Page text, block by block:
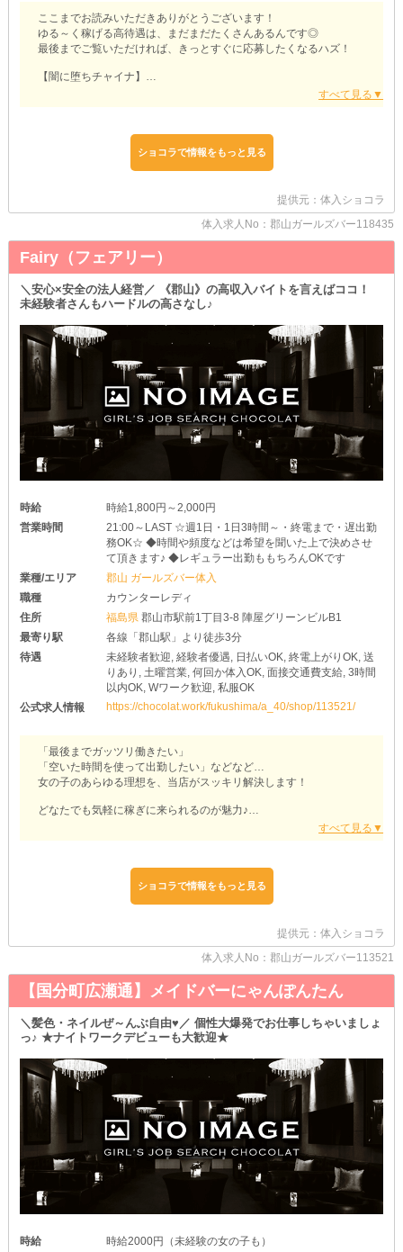
ここまでお読みいただきありがとうございます！
ゆる～く稼げる高待遇は、まだまだたくさんあるんです◎
最後までご覧いただければ、きっとすぐに応募したくなるハズ！
【闇に堕ちチャイナ】
"即戦力"としてお迎えするので、本入の際は給与面・待遇面を優遇
ご希望の条件があれば、ぜひ面接時にお話しください！
夜職と聞くとイメージされるのが『ノルマ』や『ペナルティ』の存
在…。
ですがご安心ください！
【闇に堕ちチャイナ】には、そのような女の子が負担に思うような
面倒な決まり事はありません◎
プレッシャーとは無縁の環境だから、ストレスも溜まりません♥
・飲めなくたって大丈夫・
お酒が苦手で、ナイトワークを避けていた子も心配いりません！
当店では『ノンアル勤務』ができます◎
無理して飲酒せずに、ソフトドリンクで接客しましょう♪
ショコラで情報をもっと見る
提供元：体入ショコラ
体入求人No：郡山ガールズバー118435
Fairy（フェアリー）
＼安心×安全の法人経営／ 《郡山》の高収入バイトを言えばココ！
未経験者さんもハードルの高さなし♪
時給
時給1,800円～2,000円
営業時間
21:00～LAST ☆週1日・1日3時間～・終電まで・遅出勤
務OK☆ ◆時間や頻度などは希望を聞いた上で決めさせ
て頂きます♪ ◆レギュラー出勤ももちろんOKです
業種/エリア
郡山 ガールズバー体入
職種
カウンターレディ
住所
福島県郡山市駅前1丁目3-8 陣屋グリーンビルB1
最寄り駅
各線「郡山駅」より徒歩3分
待遇
未経験者歓迎, 経験者優遇, 日払いOK, 終電上がりOK, 送
りあり, 土曜営業, 何回か体入OK, 面接交通費支給, 3時間
以内OK, Wワーク歓迎, 私服OK
公式求人情報
https://chocolat.work/fukushima/a_40/shop/113521/
「最後までガッツリ働きたい」
「空いた時間を使って出勤したい」などなど…
女の子のあらゆる理想を、当店がスッキリ解決します！
どなたでも気軽に稼ぎに来られるのが魅力♪
さまざまなワークスタイルの中から、ぜひあなたにぴったりなもの
【Fairy（フェアリー）】
当店では《終電まで》の勤務もOKなので、ラストまで出勤できな
次の日に早起きをしなきゃいけない時こそ、電車でサクッと帰っ
て、お家でゆっくりと休みましょう♥
さらに【フェアリー】は《土曜日》も営業中！
週末も働けるから、会社や学校で平日の予定がパンパンな時も安心
してください♪
ムリにシフトを詰め込まずに、休日に一気に稼いじゃうのもアリで
すよ♥
特にお客様の来店数が多いこの日は、たくさんの方から注目を浴び
るチャンス！
お仕事を頑張っているところをアピールして、人気者になっちゃい
まずはあなたのご希望の出勤時間・頻度を、スタッフへご相談くだ
さい♥
ショコラで情報をもっと見る
提供元：体入ショコラ
体入求人No：郡山ガールズバー113521
【国分町広瀬通】メイドバーにゃんぽんたん
＼髪色・ネイルぜ～んぶ自由♥／ 個性大爆発でお仕事しちゃいましょ
っ♪ ★ナイトワークデビューも大歓迎★
時給
時給2000円（未経験の女の子も）